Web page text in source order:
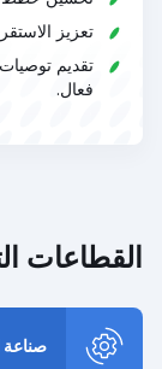
تعزيز
تقديم
فعال.
القطاعات
صناعة